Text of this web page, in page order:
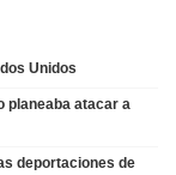
Unidos
planeaba atacar a
deportaciones de